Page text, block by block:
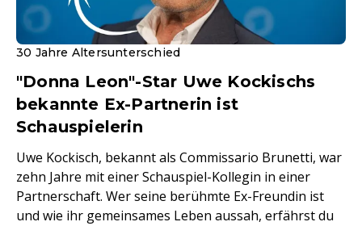
30 Jahre Altersunterschied
"Donna Leon"-Star Uwe Kockischs
bekannte Ex-Partnerin ist
Schauspielerin
Uwe Kockisch, bekannt als Commissario Brunetti, war
zehn Jahre mit einer Schauspiel-Kollegin in einer
Partnerschaft. Wer seine berühmte Ex-Freundin ist
und wie ihr gemeinsames Leben aussah, erfährst du